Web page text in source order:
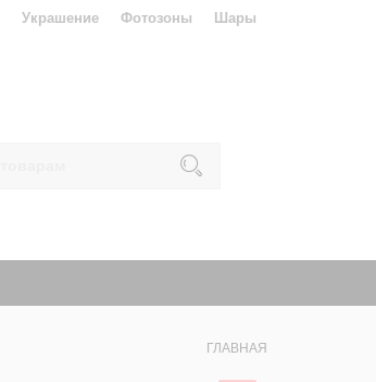
Украшение Фотозоны Шары
ГЛАВНАЯ